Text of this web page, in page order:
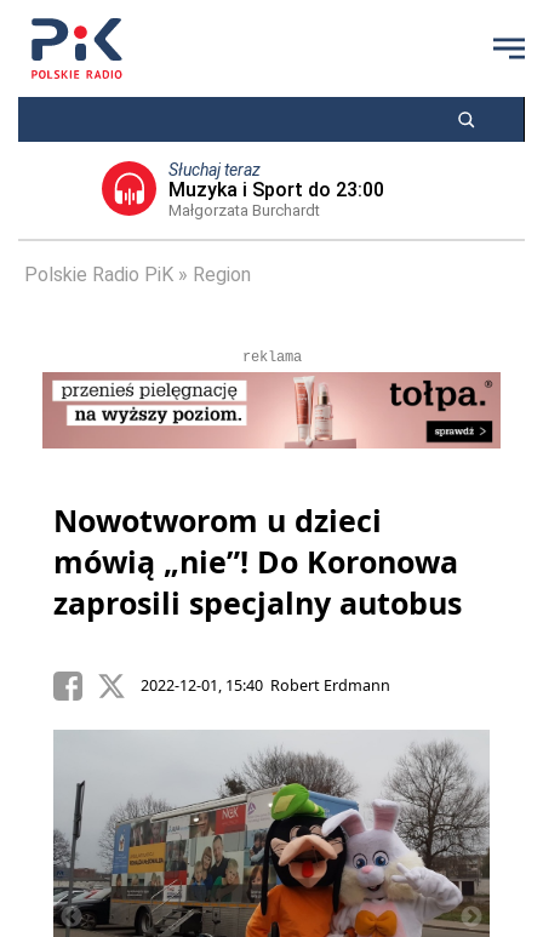
Słuchaj teraz
Muzyka i Sport do 23:00
Małgorzata Burchardt
Polskie Radio PiK Region
reklama
Nowotworom u dzieci
mówią „nie”! Do Koronowa
zaprosili specjalny autobus
2022-12-01, 15:40 Robert Erdmann